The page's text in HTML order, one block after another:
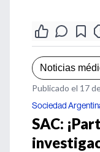
Noticias
Publicado el 17
Sociedad
SAC: